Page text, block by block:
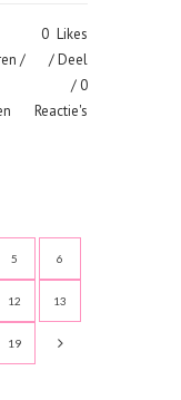
/
0 Likes
Deel
0
Reactie's
5 6
12 13
19